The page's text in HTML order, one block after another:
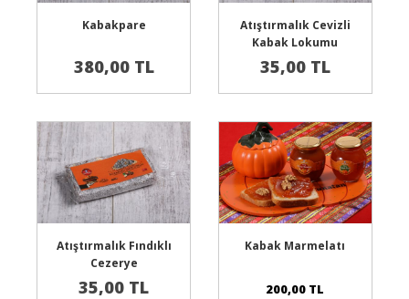
Sepete Ekle
Kabakpare
380,00 TL
Sepete Ekle
Atıştırmalık Cevizli
Kabak Lokumu
35,00 TL
Sepete Ekle
Atıştırmalık Fındıklı
Cezerye
35,00 TL
Sepete Ekle
Kabak Marmelatı
200,00 TL